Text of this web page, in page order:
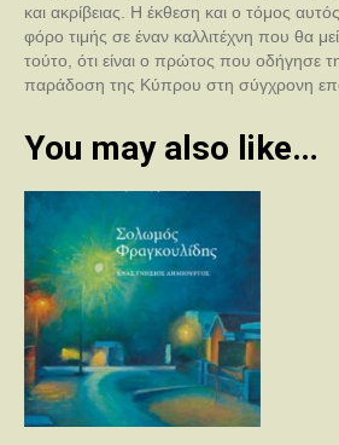
και ακρίβειας. Η έκθεση και ο τόμος
φόρο τιμής σε έναν καλλιτέχνη που θα
τούτο, ότι είναι ο πρώτος που οδήγησε
παράδοση της Κύπρου στη σύγχρονη
You may also like…